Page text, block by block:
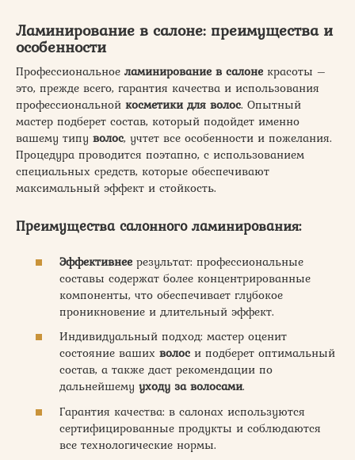
Ламинирование в салоне: преимущества и
особенности
Профессиональное ламинирование в салоне красоты –
это, прежде всего, гарантия качества и использования
профессиональной косметики для волос. Опытный
мастер подберет состав, который подойдет именно
вашему типу волос, учтет все особенности и пожелания.
Процедура проводится поэтапно, с использованием
специальных средств, которые обеспечивают
максимальный эффект и стойкость.
Преимущества салонного ламинирования:
Эффективнее результат: профессиональные
составы содержат более концентрированные
компоненты, что обеспечивает глубокое
проникновение и длительный эффект.
Индивидуальный подход: мастер оценит
состояние ваших волос и подберет оптимальный
состав, а также даст рекомендации по
дальнейшему уходу за волосами.
Гарантия качества: в салонах используются
сертифицированные продукты и соблюдаются
все технологические нормы.